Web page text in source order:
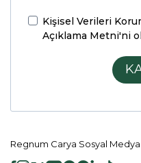
Kişisel Verileri
Açıklama Metni'ni
Regnum Carya Sosyal Medya